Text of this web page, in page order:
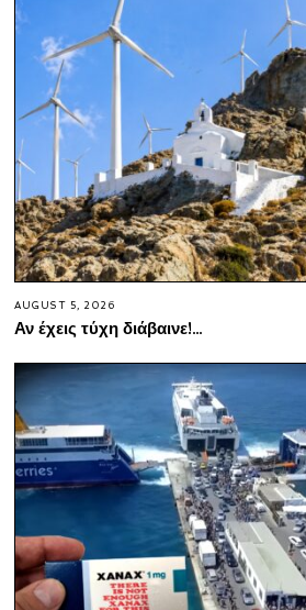
AUGUST 5, 2026
Αν έχεις τύχη διάβαινε!…